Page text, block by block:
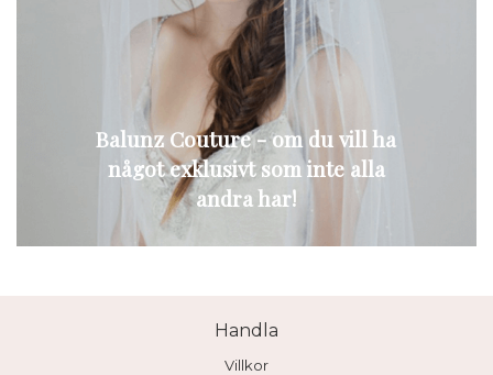
Balunz Couture - om du vill ha
något exklusivt som inte alla
andra har!
Handla
Villkor